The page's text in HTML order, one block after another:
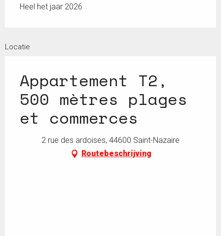
Heel het jaar 2026
Locatie
Appartement T2,
500 mètres plages
et commerces
2 rue des ardoises, 44600 Saint-Nazaire
Routebeschrijving